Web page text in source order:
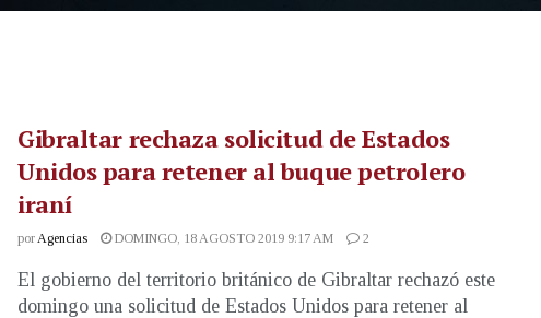
Gibraltar rechaza solicitud de Estados
Unidos para retener al buque petrolero
iraní
porAgencias DOMINGO, 18 AGOSTO 2019 9:17 AM 2
El gobierno del territorio británico de Gibraltar rechazó este
domingo una solicitud de Estados Unidos para retener al